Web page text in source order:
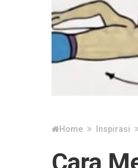
Home Inspirasi